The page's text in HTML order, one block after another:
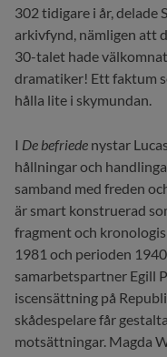
302 tidigare i år, delade
arkivfynd, nämligen att
30-talet hade
dramatiker! Ett faktum
hålla lite i skymundan.
I De befriede nystar
hållningar och
samband med freden
är smart konstruerad
fragment och
1981 och perioden
samarbetspartner Egill
iscensättning på
skådespelare får
motsättningar. Magda